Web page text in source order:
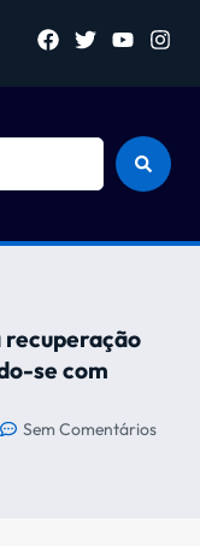
recuperação
se com
Sem Comentários